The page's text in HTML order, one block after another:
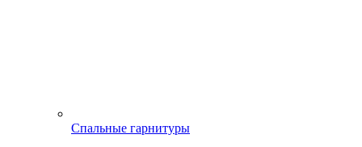
Спальные гарнитуры